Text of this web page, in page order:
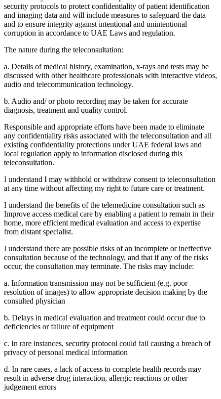
security protocols to protect confidentiality of patient identification
and imaging data and will include measures to safeguard the data
and to ensure integrity against intentional and unintentional
corruption in accordance to UAE Laws and regulation.
The nature during the teleconsultation:
a. Details of medical history, examination, x-rays and tests may be
discussed with other healthcare professionals with interactive videos,
audio and telecommunication technology.
b. Audio and/ or photo recording may be taken for accurate
diagnosis, treatment and quality control.
Responsible and appropriate efforts have been made to eliminate
any confidentiality risks associated with the teleconsultation and all
existing confidentiality protections under UAE federal laws and
local regulation apply to information disclosed during this
teleconsultation.
I understand I may withhold or withdraw consent to teleconsultation
at any time without affecting my right to future care or treatment.
I understand the benefits of the telemedicine consultation such as
Improve access medical care by enabling a patient to remain in their
home, more efficient medical evaluation and access to expertise
from distant specialist.
I understand there are possible risks of an incomplete or ineffective
consultation because of the technology, and that if any of the risks
occur, the consultation may terminate. The risks may include:
a. Information transmission may not be sufficient (e.g. poor
resolution of images) to allow appropriate decision making by the
consulted physician
b. Delays in medical evaluation and treatment could occur due to
deficiencies or failure of equipment
c. In rare instances, security protocol could fail causing a breach of
privacy of personal medical information
d. In rare cases, a lack of access to complete health records may
result in adverse drug interaction, allergic reactions or other
judgement errors